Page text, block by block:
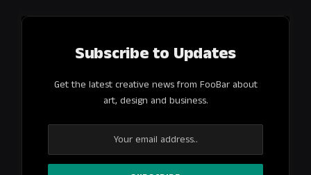
Subscribe to Updates
Get the latest creative news from FooBar about
art, design and business.